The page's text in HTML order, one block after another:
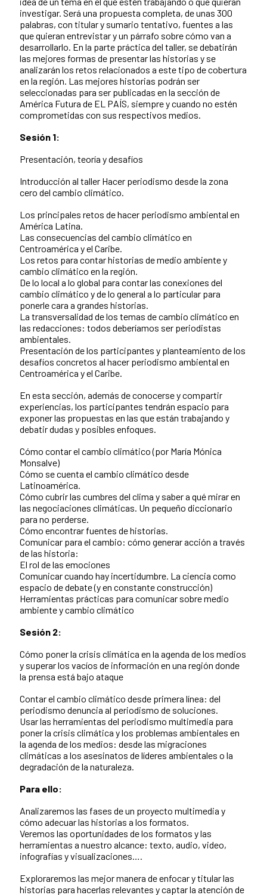
investigar. Será una propuesta completa, de unas 300
palabras, con titular y sumario tentativo, fuentes a las
que quieran entrevistar y un párrafo sobre cómo van a
desarrollarlo. En la parte práctica del taller, se debatirán
las mejores formas de presentar las historias y se
analizarán los retos relacionados a este tipo de cobertura
en la región. Las mejores historias podrán ser
seleccionadas para ser publicadas en la sección de
América Futura de EL PAÍS, siempre y cuando no estén
comprometidas con sus respectivos medios.
Sesión 1:
Presentación, teoría y desafíos
Introducción al taller Hacer periodismo desde la zona
cero del cambio climático.
Los principales retos de hacer periodismo ambiental en
América Latina.
Las consecuencias del cambio climático en
Centroamérica y el Caribe.
Los retos para contar historias de medio ambiente y
cambio climático en la región.
De lo local a lo global para contar las conexiones del
cambio climático y de lo general a lo particular para
ponerle cara a grandes historias.
La transversalidad de los temas de cambio climático en
las redacciones: todos deberíamos ser periodistas
ambientales.
Presentación de los participantes y planteamiento de los
desafíos concretos al hacer periodismo ambiental en
Centroamérica y el Caribe.
En esta sección, además de conocerse y compartir
experiencias, los participantes tendrán espacio para
exponer las propuestas en las que están trabajando y
debatir dudas y posibles enfoques.
Cómo contar el cambio climático (por María Mónica
Monsalve)
Cómo se cuenta el cambio climático desde
Latinoamérica.
Cómo cubrir las cumbres del clima y saber a qué mirar en
las negociaciones climáticas. Un pequeño diccionario
para no perderse.
Cómo encontrar fuentes de historias.
Comunicar para el cambio: cómo generar acción a través
de las historia:
El rol de las emociones
Comunicar cuando hay incertidumbre. La ciencia como
espacio de debate (y en constante construcción)
Herramientas prácticas para comunicar sobre medio
ambiente y cambio climático
Sesión 2:
Cómo poner la crisis climática en la agenda de los medios
y superar los vacíos de información en una región donde
la prensa está bajo ataque
Contar el cambio climático desde primera línea: del
periodismo denuncia al periodismo de soluciones.
Usar las herramientas del periodismo multimedia para
poner la crisis climática y los problemas ambientales en
la agenda de los medios: desde las migraciones
climáticas a los asesinatos de líderes ambientales o la
degradación de la naturaleza.
Para ello:
Analizaremos las fases de un proyecto multimedia y
cómo adecuar las historias a los formatos.
Veremos las oportunidades de los formatos y las
herramientas a nuestro alcance: texto, audio, video,
infografías y visualizaciones….
Exploraremos las mejor manera de enfocar y titular las
historias para hacerlas relevantes y captar la atención de